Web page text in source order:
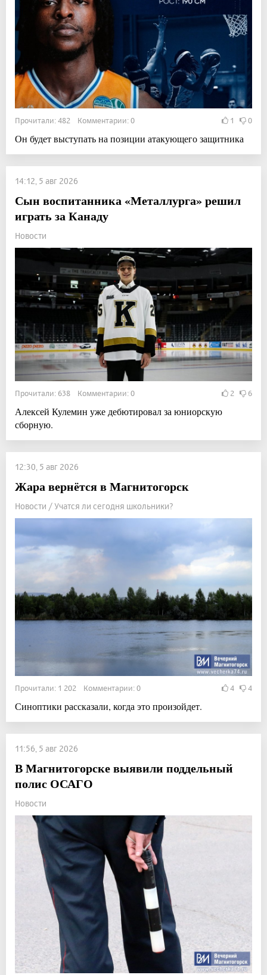
Прочитали: 482 Комментарии: 0 1 0
Он будет выступать на позиции атакующего защитника
14:12, 5 авг 2026
Сын воспитанника «Металлурга» решил
играть за Канаду
Новости
Прочитали: 638 Комментарии: 0 2 6
Алексей Кулемин уже дебютировал за юниорскую
сборную.
12:30, 5 авг 2026
Жара вернётся в Магнитогорск
Новости / Учатся ли сегодня школьники?
Прочитали: 1 202 Комментарии: 0 4 4
Синоптики рассказали, когда это произойдет.
11:56, 5 авг 2026
В Магнитогорске выявили поддельный
полис ОСАГО
Новости